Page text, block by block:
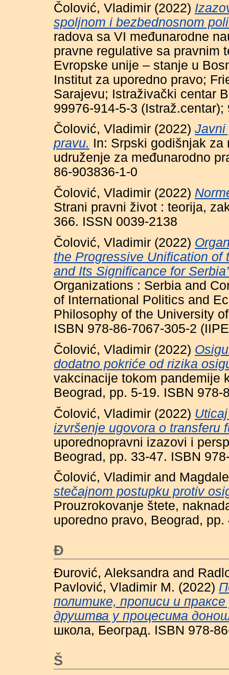
Čolović, Vladimir (2022)
spoljnom i bezbednosnom
radova sa VI međunarodne
pravne regulative sa pravnim
Evropske unije – stanje u
Institut za uporedno pravo;
Sarajevu; Istraživački centar
99976-914-5-3
Čolović, Vladimir (2022) Javni
pravu. In: Srpski godišnjak za
udruženje za međunarodno
86-903836-1-0
Čolović, Vladimir (2022)
Strani pravni život : teorija,
366. ISSN 0039-2138
Čolović, Vladimir (2022)
the Progressive Unification of
and Its Significance for
Organizations : Serbia and
of International Politics and
Philosophy of the University
ISBN 978-86-7067-305-2
Čolović, Vladimir (2022)
dodatno pokriće od rizika
vakcinacije tokom pandemije
Beograd, pp. 5-19. ISBN 978-
Čolović, Vladimir (2022)
izvršenje ugovora o transferu
uporednopravni izazovi i
Beograd, pp. 33-47. ISBN
Čolović, Vladimir and
stečajnom postupku protiv
Prouzrokovanje štete,
uporedno pravo, Beograd,
Đ
Đurović, Aleksandra and
Pavlović, Vladimir M. (2022)
политике, прописи и
друштва у процесима
школа, Београд. ISBN 978-
Š